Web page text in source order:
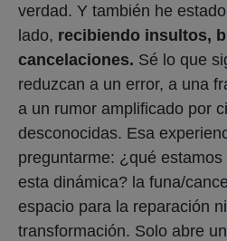
verdad. Y también he
lado, recibiendo insultos,
cancelaciones. Sé lo que
reduzcan a un error, a una
a un rumor amplificado por
desconocidas. Esa
preguntarme: ¿qué
esta dinámica? la funa/
espacio para la reparación
transformación. Solo abre